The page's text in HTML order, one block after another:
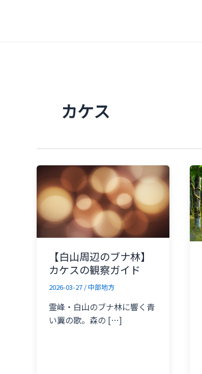
カケス
【白山周辺のブナ林】
カケスの観察ガイド
2026-03-27 /中部地方
霊峰・白山のブナ林に響く青
い翼の歌。森の […]